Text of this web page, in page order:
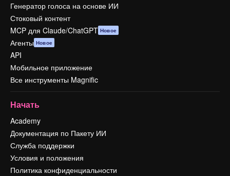
Генератор голоса на основе ИИ
Стоковый контент
MCP для Claude/ChatGPT Новое
Агенты Новое
API
Мобильное приложение
Все инструменты Magnific
Начать
Academy
Документация по Пакету ИИ
Служба поддержки
Условия и положения
Политика конфиденциальности